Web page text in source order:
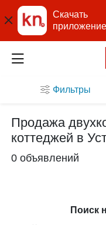
Скачать
Фильтры
Продажа
коттеджей в
0 объявлений
Поиск